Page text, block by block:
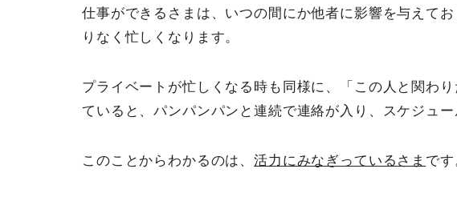
仕事ができるさまは、いつの間にか他者に影響を与えて
りなく忙しくなります。
プライベートが忙しくなる時も同様に、「この人と関わ
ていると、パンパンパンと連続で連絡が入り、スケジュー
このことからわかるのは、活力にみなぎっているさま です